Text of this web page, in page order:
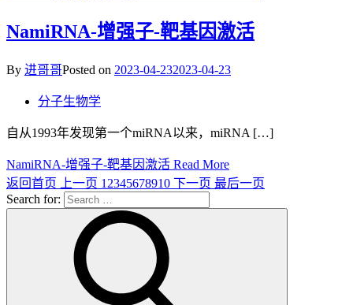
NamiRNA-增强子-靶基因激活
By 进哥哥Posted on 2023-04-232023-04-23
分子生物学
自从1993年发现第一个miRNA以来，miRNA […]
NamiRNA-增强子-靶基因激活 Read More
返回首页
上一页 1 2345678910 下一页 最后一页
Search for: